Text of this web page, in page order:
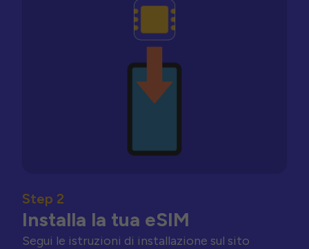
Step 2
Installa la tua eSIM
Segui le istruzioni di installazione sul sito